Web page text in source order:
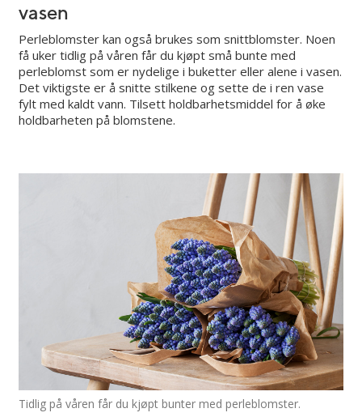
vasen
Perleblomster kan også brukes som snittblomster. Noen
få uker tidlig på våren får du kjøpt små bunte med
perleblomst som er nydelige i buketter eller alene i vasen.
Det viktigste er å snitte stilkene og sette de i ren vase
fylt med kaldt vann. Tilsett holdbarhetsmiddel for å øke
holdbarheten på blomstene.
Tidlig på våren får du kjøpt bunter med perleblomster.